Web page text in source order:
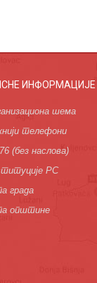
ИНФОРМАЦИЈЕ
шема
телефони
(без наслова)
РС
града
општине